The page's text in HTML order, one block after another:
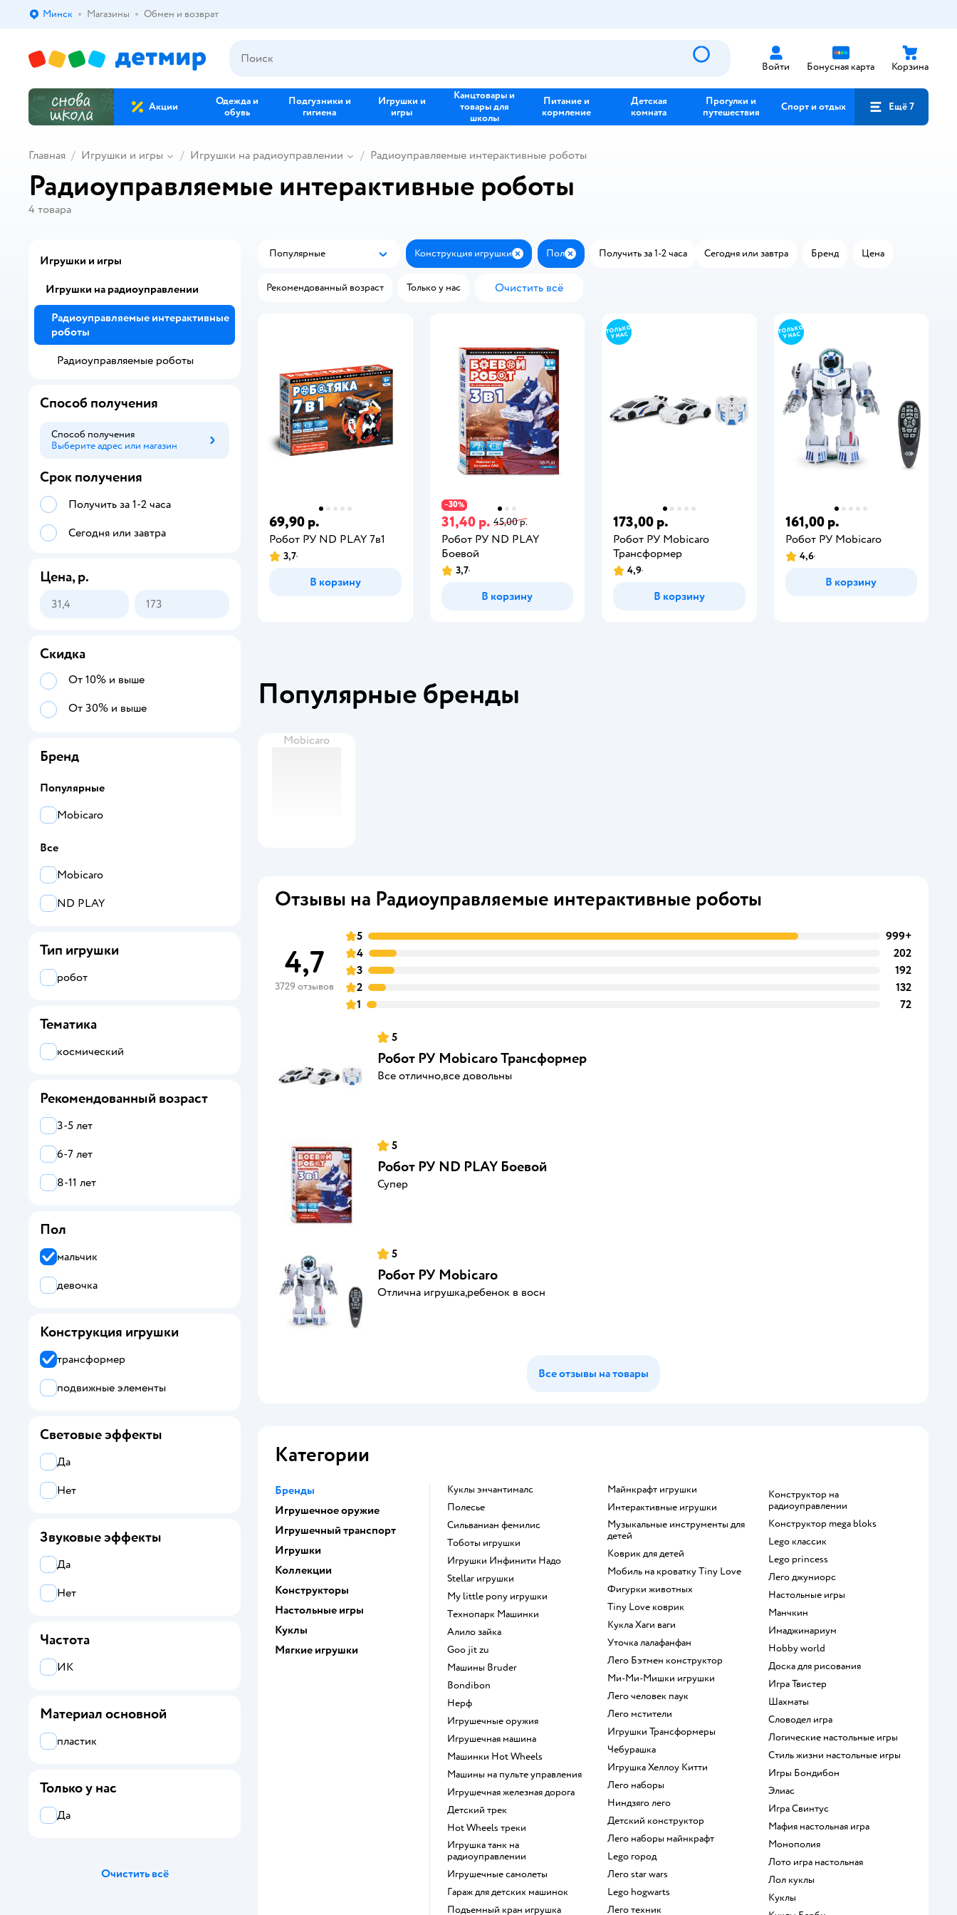
Выбор адреса доставки.
Минск Магазины Обмен и возврат
Войти Бонусная карта Корзина
Акции
Одежда и
обувь
Подгузники и
гигиена
Игрушки и
игры
Канцтовары и
товары для
школы
Питание и
кормление
Детская
комната
Прогулки и
путешествия
Спорт и отдых Ещё 7
Главная Игрушки и игры Игрушки на радиоуправлении Радиоуправляемые интерактивные роботы
Радиоуправляемые интерактивные роботы
4 товара
Популярные
Популярные Конструкция игрушки ЗакрытьПол ЗакрытьПолучить за 1-2 часа Сегодня или завтра Бренд Цена
Рекомендованный возраст Только у нас Очистить всё
69,90 р.
Робот РУ ND PLAY 7в1
3,7
В корзину
−30%
31,40 р. 45,00 р.
Робот РУ ND PLAY
Боевой
3,7
В корзину
173,00 р.
Робот РУ Mobicaro
Трансформер
4,9
В корзину
161,00 р.
Робот РУ Mobicaro
4,6
В корзину
Популярные бренды
Mobicaro
Отзывы на Радиоуправляемые интерактивные роботы
4,7
3729 отзывов
5
999+
4
202
3
192
2
132
1
72
5
Робот РУ Mobicaro Трансформер
Все отлично,все довольны
5
Робот РУ ND PLAY Боевой
Супер
5
Робот РУ Mobicaro
Отлична игрушка,ребенок в восн
Все отзывы на товары
Категории
Бренды
Игрушечное оружие
Игрушечный транспорт
Игрушки
Коллекции
Конструкторы
Настольные игры
Куклы
Мягкие игрушки
Куклы энчантималс
Полесье
Сильваниан фемилис
Тоботы игрушки
Игрушки Инфинити Надо
Stellar игрушки
my little pony игрушки
Технопарк Машинки
Алило зайка
Goo jit zu
Машины Bruder
Bondibon
Нерф
Игрушечные оружия
Игрушечная машина
Машинки Hot Wheels
Машины на пульте управления
Игрушечная железная дорога
Детский трек
Hot Wheels треки
Игрушка танк на
радиоуправлении
Игрушечные самолеты
Гараж для детских машинок
Подъемный кран игрушка
Майнкрафт игрушки
Интерактивные игрушки
Музыкальные инструменты для
детей
Коврик для детей
Мобиль на кроватку Tiny Love
Фигурки животных
Tiny Love коврик
Кукла Хаги ваги
Уточка лалафанфан
Лего Бэтмен конструктор
Ми-Ми-Мишки игрушки
Лего человек паук
Лего мстители
Игрушки Трансформеры
Чебурашка
Игрушка Хеллоу Китти
Лего наборы
Ниндзяго лего
Детский конструктор
Лего наборы майнкрафт
Lego город
Лего star wars
Lego hogwarts
Лего техник
Конструктор на
радиоуправлении
Конструктор mega bloks
Lego классик
Lego princess
Лего джуниорс
Настольные игры
Манчкин
Имаджинариум
Hobby world
Доска для рисования
Игра Твистер
Шахматы
Словодел игра
Логические настольные игры
Стиль жизни настольные игры
Игры Бондибон
Элиас
Игра Свинтус
Мафия настольная игра
Монополия
Лото игра настольная
Лол куклы
Куклы
Игрушки и игры
Игрушки на радиоуправлении
Радиоуправляемые интерактивные
роботы
Радиоуправляемые роботы
Способ получения
Способ получения
Выберите адрес или магазин
Способ получения
Срок получения
Получить за 1-2 часа
Сегодня или завтра
Цена, р.
Скидка
От 10% и выше
От 30% и выше
Бренд
Популярные
Mobicaro
Все
Mobicaro
ND PLAY
Тип игрушки
робот
Тематика
космический
Рекомендованный возраст
3-5 лет
6-7 лет
8-11 лет
Пол
мальчик
девочка
Конструкция игрушки
трансформер
подвижные элементы
Световые эффекты
Да
Нет
Звуковые эффекты
Да
Нет
Частота
ИК
Материал основной
пластик
Только у нас
Да
Очистить всё